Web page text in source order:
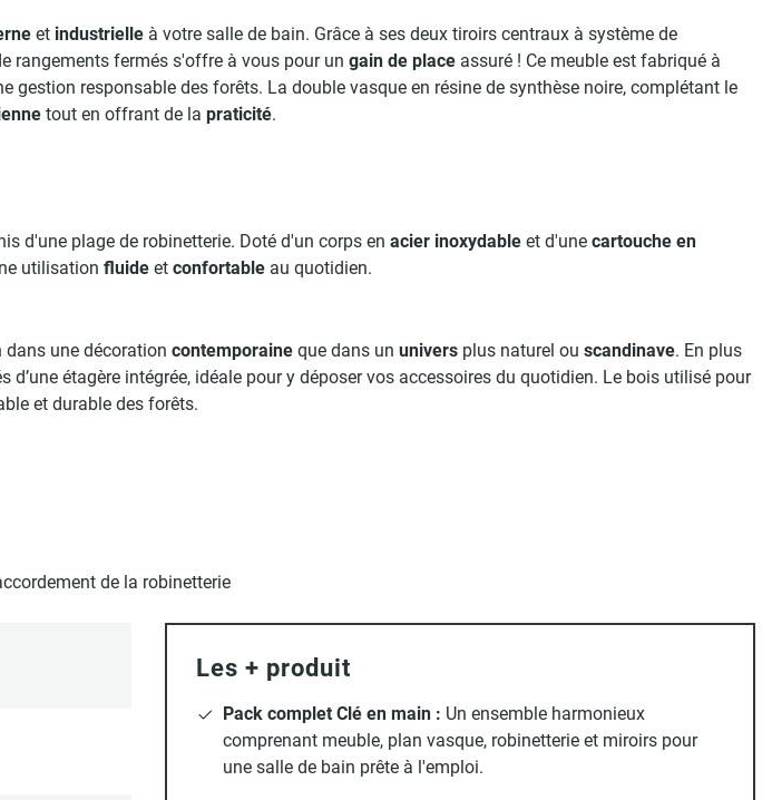
et industrielle à votre salle de bain. Grâce à ses deux tiroirs centraux à système de
rangements fermés s'offre à vous pour un gain de place assuré ! Ce meuble est fabriqué à
gestion responsable des forêts. La double vasque en résine de synthèse noire, complétant le
tout en offrant de la praticité.
d'une plage de robinetterie. Doté d'un corps en acier inoxydable et d'une cartouche en
utilisation fluide et confortable au quotidien.
dans une décoration contemporaine que dans un univers plus naturel ou scandinave. En plus
d’une étagère intégrée, idéale pour y déposer vos accessoires du quotidien. Le bois utilisé pour
et durable des forêts.
de la robinetterie
Les + produit
Pack complet Clé en main : Un ensemble harmonieux
comprenant meuble, plan vasque, robinetterie et miroirs pour
une salle de bain prête à l'emploi.